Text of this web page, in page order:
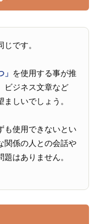
じです。
」 を使用する事が推
ビジネス文章など
ましいでしょう。
も使用できないとい
関係の人との会話や
題はありません。